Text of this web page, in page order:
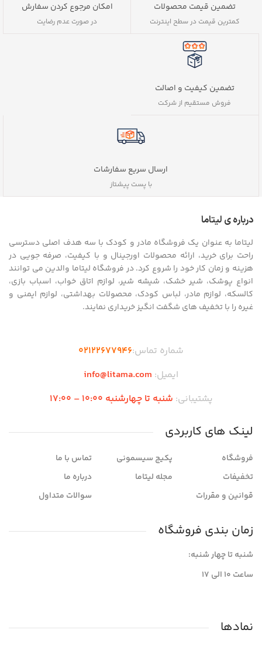
تضمین قیمت محصولات
کمترین قیمت در سطح اینترنت
امکان مرجوع کردن سفارش
در صورت عدم رضایت
تضمین کیفیت و اصالت
فروش مستقیم از شرکت
ارسال سریع سفارشات
با پست پیشتاز
درباره ی لیتاما
لیتاما به عنوان یک فروشگاه مادر و کودک با سه هدف اصلی دسترسی
راحت برای خرید، ارائه محصولات اورجینال و با کیفیت، صرفه جویی در
هزینه و زمان کار خود را شروع کرد. در فروشگاه لیتاما والدین می توانند
انواع پوشک، شیر خشک، شیشه شیر، لوازم اتاق خواب، اسباب بازی،
کالسکه، لوازم مادر، لباس کودک، محصولات بهداشتی، لوازم ایمنی و
غیره را با تخفیف های شگفت انگیز خریداری نمایند.
شماره تماس:02122677946
ایمیل: info@litama.com
پشتیبانی: شنبه تا چهارشنبه 10:00 – 17:00
لینک های کاربردی
فروشگاه
تخفیفات
قوانین و مقررات
پکیج سیسمونی
مجله لیتاما
تماس با ما
درباره ما
سوالات متداول
زمان بندی فروشگاه
شنبه تا چهار شنبه:
ساعت ۱۰ الی ۱۷
نمادها